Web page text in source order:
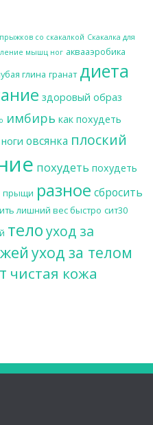
со скакалкой Скакалка для
мышц ног аквааэробика
глина гранат диета
здоровый образ
имбирь как похудеть
ноги овсянка плоский
похудеть похудеть
прыщи разное сбросить
лишний вес быстро сит30
телоуход за
уход за телом
чистая кожа